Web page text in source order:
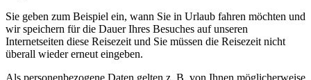
Sie geben zum Beispiel ein, wann Sie in Urlaub fahren möchten und
wir speichern für die Dauer Ihres Besuches auf unseren
Internetseiten diese Reisezeit und Sie müssen die Reisezeit nicht
überall wieder erneut eingeben.